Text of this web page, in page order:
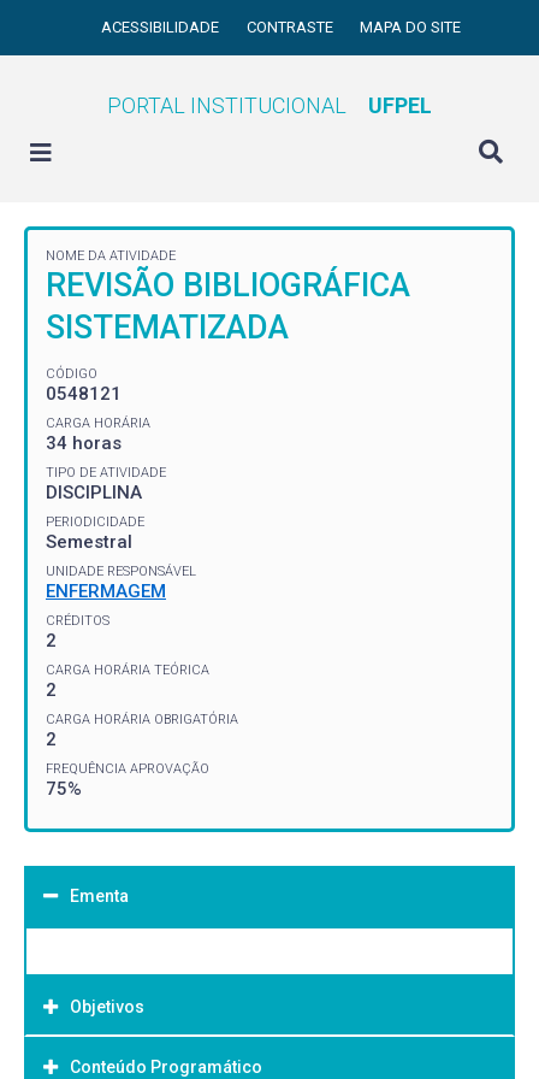
ACESSIBILIDADE CONTRASTE MAPA DO SITE
PORTAL INSTITUCIONAL UFPEL
NOME DA ATIVIDADE
REVISÃO BIBLIOGRÁFICA
SISTEMATIZADA
CÓDIGO
0548121
CARGA HORÁRIA
34 horas
TIPO DE ATIVIDADE
DISCIPLINA
PERIODICIDADE
Semestral
UNIDADE RESPONSÁVEL
ENFERMAGEM
CRÉDITOS
2
CARGA HORÁRIA TEÓRICA
2
CARGA HORÁRIA OBRIGATÓRIA
2
FREQUÊNCIA APROVAÇÃO
75%
Ementa
Objetivos
Objetivo Geral:
Conteúdo Programático